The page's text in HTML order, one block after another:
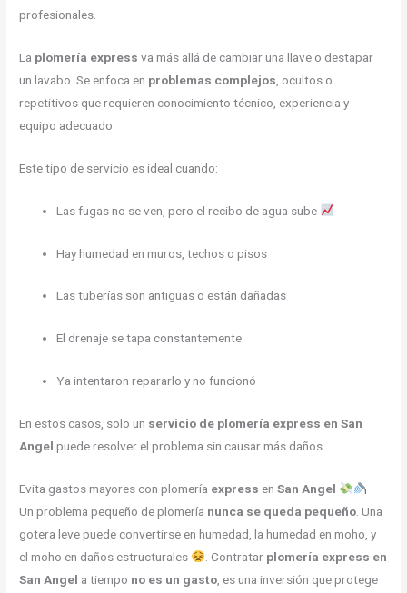
profesionales.
La plomería expressva más allá de cambiar una llave o destapar
un lavabo. Se enfoca en problemas complejos , ocultos o
repetitivos que requieren conocimiento técnico, experiencia y
equipo adecuado.
Este tipo de servicio es ideal cuando:
Las fugas no se ven, pero el recibo de agua sube
Hay humedad en muros, techos o pisos
Las tuberías son antiguas o están dañadas
El drenaje se tapa constantemente
Ya intentaron repararlo y no funcionó
En estos casos, solo un servicio de plomería express en San
Angelpuede resolver el problema sin causar más daños.
Evita gastos mayores con plomería express enSan Angel
Un problema pequeño de plomería nunca se queda pequeño . Una
gotera leve puede convertirse en humedad, la humedad en moho, y
el moho en daños estructurales
. Contratar plomería express en
San Angel a tiempo no es un gasto , es una inversión que protege